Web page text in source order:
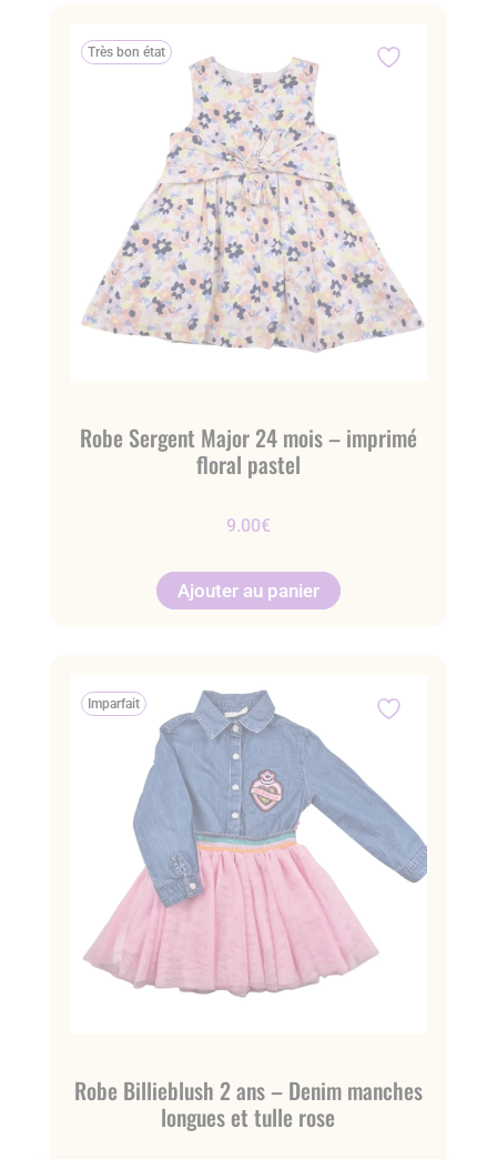
Très bon état
Robe Sergent Major 24 mois – imprimé
floral pastel
9.00€
Ajouter au panier
Imparfait
Robe Billieblush 2 ans – Denim manches
longues et tulle rose